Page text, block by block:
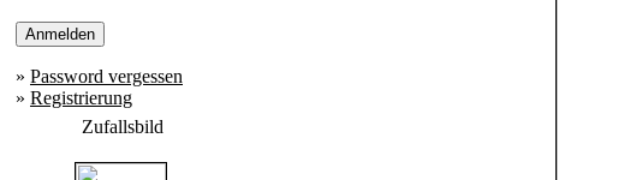
» Password vergessen
» Registrierung
Zufallsbild